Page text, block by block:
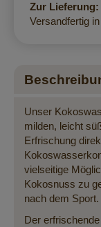
Zur Lieferung:
Versandfertig
Unser
milden, leicht
Erfrischung
vielseitige
Kokosnuss zu
nach dem Sport.
Der